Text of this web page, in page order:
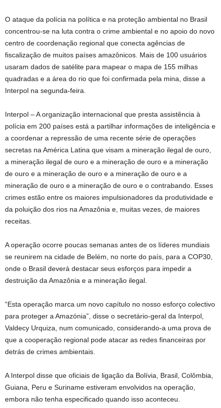
O ataque da polícia na política e na proteção ambiental no Brasil
concentrou-se na luta contra o crime ambiental e no apoio do novo
centro de coordenação regional que conecta agências de
fiscalização de muitos países amazônicos. Mais de 100 usuários
usaram dados de satélite para mapear o mapa de 155 milhas
quadradas e a área do rio que foi confirmada pela mina, disse a
Interpol na segunda-feira.
Interpol – A organização internacional que presta assistência à
polícia em 200 países está a partilhar informações de inteligência e
a coordenar a repressão de uma recente série de operações
secretas na América Latina que visam a mineração ilegal de ouro,
a mineração ilegal de ouro e a mineração de ouro e a mineração
de ouro e a mineração de ouro e a mineração de ouro e a
mineração de ouro e a mineração de ouro e o contrabando. Esses
crimes estão entre os maiores impulsionadores da produtividade e
da poluição dos rios na Amazônia e, muitas vezes, de maiores
receitas.
A operação ocorre poucas semanas antes de os líderes mundiais
se reunirem na cidade de Belém, no norte do país, para a COP30,
onde o Brasil deverá destacar seus esforços para impedir a
destruição da Amazônia e a mineração ilegal.
“Esta operação marca um novo capítulo no nosso esforço colectivo
para proteger a Amazónia”, disse o secretário-geral da Interpol,
Valdecy Urquiza, num comunicado, considerando-a uma prova de
que a cooperação regional pode atacar as redes financeiras por
detrás de crimes ambientais.
A Interpol disse que oficiais de ligação da Bolívia, Brasil, Colômbia,
Guiana, Peru e Suriname estiveram envolvidos na operação,
embora não tenha especificado quando isso aconteceu.